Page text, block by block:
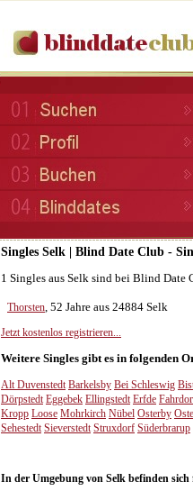
Singles Selk | Blind Date Club -
1 Singles aus Selk sind bei Blind Date
Thorsten, 52 Jahre aus 24884 Selk
Jetzt kostenlos registrieren...
Weitere Singles gibt es in folgenden
Alt Duvenstedt Barkelsby Bei Schleswig
Dörpstedt Eggebek Ellingstedt Erfde
Kropp Loose Mohrkirch Nübel Osterby
Sehestedt Sieverstedt Struxdorf Süderbrarup
In der Umgebung von Selk befinden sich